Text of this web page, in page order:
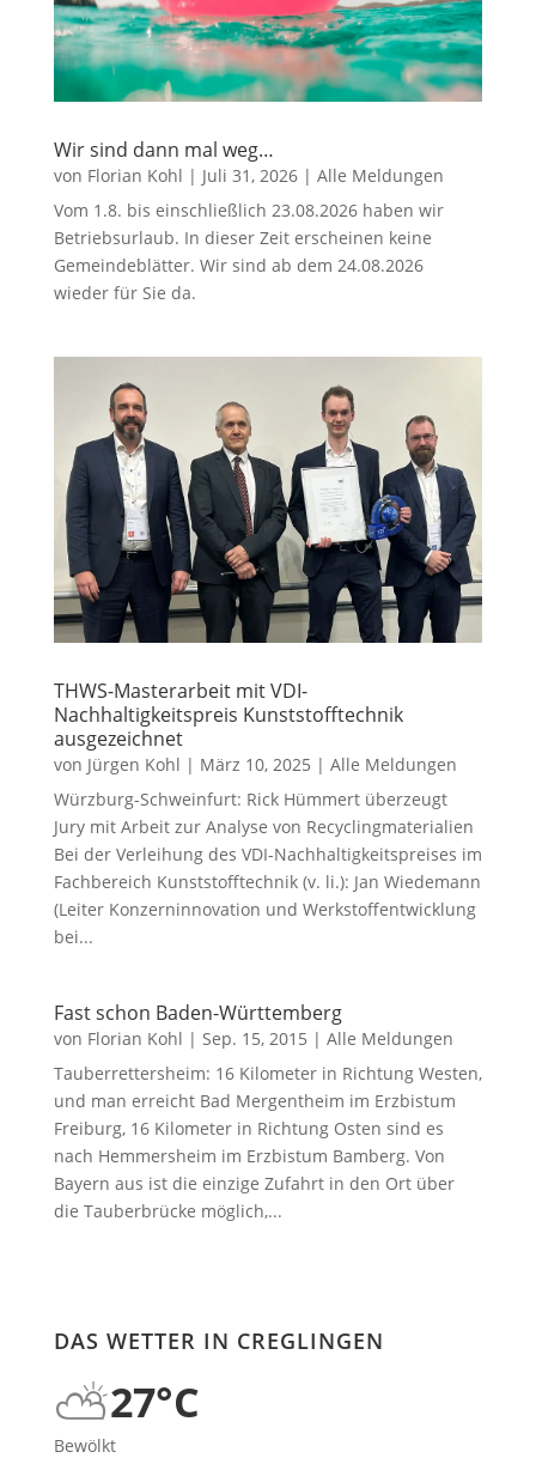
Wir sind dann mal weg…
von Florian Kohl | Juli 31, 2026| Alle Meldungen
Vom 1.8. bis einschließlich 23.08.2026 haben wir
Betriebsurlaub. In dieser Zeit erscheinen keine
Gemeindeblätter. Wir sind ab dem 24.08.2026
wieder für Sie da.
THWS-Masterarbeit mit VDI-
Nachhaltigkeitspreis Kunststofftechnik
ausgezeichnet
von Jürgen Kohl | März 10, 2025 | Alle Meldungen
Würzburg-Schweinfurt: Rick Hümmert überzeugt
Jury mit Arbeit zur Analyse von Recyclingmaterialien
Bei der Verleihung des VDI-Nachhaltigkeitspreises im
Fachbereich Kunststofftechnik (v. li.): Jan Wiedemann
(Leiter Konzerninnovation und Werkstoffentwicklung
bei...
Fast schon Baden-Württemberg
von Florian Kohl | Sep. 15, 2015 | Alle Meldungen
Tauberrettersheim: 16 Kilometer in Richtung Westen,
und man erreicht Bad Mergentheim im Erzbistum
Freiburg, 16 Kilometer in Richtung Osten sind es
nach Hemmersheim im Erzbistum Bamberg. Von
Bayern aus ist die einzige Zufahrt in den Ort über
die Tauberbrücke möglich,...
DAS WETTER IN CREGLINGEN
⛅27°C
Bewölkt